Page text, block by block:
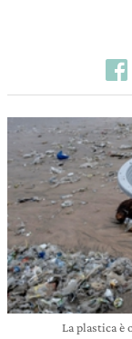
La plastica è